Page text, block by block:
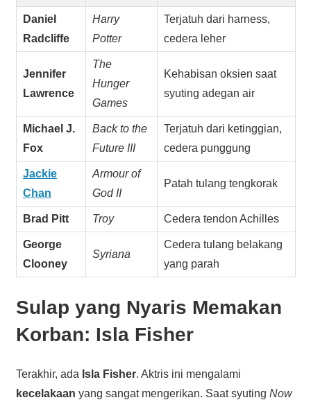
Daniel
Radcliffe
Harry
Potter
Terjatuh dari harness,
cedera leher
Jennifer
Lawrence
The
Hunger
Games
Kehabisan oksien saat
syuting adegan air
Michael J.
Fox
Back to the
Future III
Terjatuh dari ketinggian,
cedera punggung
Jackie
Chan
Armour of
God II
Patah tulang tengkorak
Brad Pitt Troy Cedera tendon Achilles
George
Clooney
Syriana
Cedera tulang belakang
yang parah
Sulap yang Nyaris Memakan
Korban: Isla Fisher
Terakhir, ada Isla Fisher. Aktris ini mengalami
kecelakaan yang sangat mengerikan. Saat syuting Now